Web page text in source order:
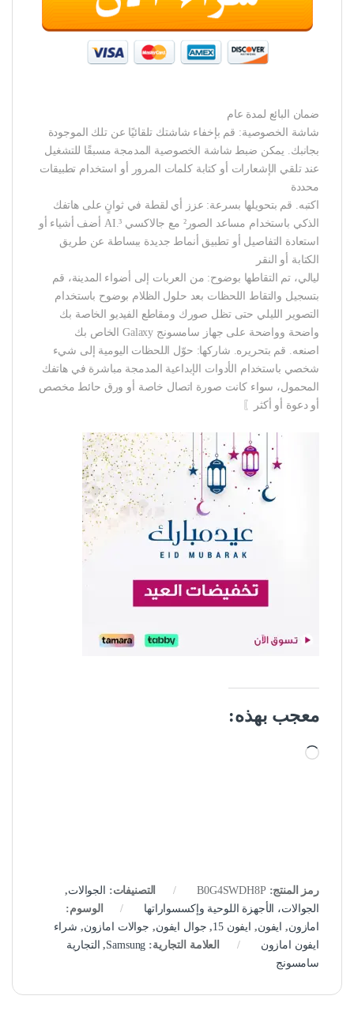
ضمان البائع لمدة عام
شاشة الخصوصية: قم بإخفاء شاشتك تلقائيًا عن تلك الموجودة
بجانبك. يمكن ضبط شاشة الخصوصية المدمجة مسبقًا للتشغيل
عند تلقي الإشعارات أو كتابة كلمات المرور أو استخدام تطبيقات
محددة
اكتبه. قم بتحويلها بسرعة: عزز أي لقطة في ثوانٍ على هاتفك
الذكي باستخدام مساعد الصور² مع جالاكسي AI.³ أضف أشياء أو
استعادة التفاصيل أو تطبيق أنماط جديدة ببساطة عن طريق
الكتابة أو النقر
ليالي، تم التقاطها بوضوح: من العربات إلى أضواء المدينة، قم
بتسجيل والتقاط اللحظات بعد حلول الظلام بوضوح باستخدام
التصوير الليلي حتى تظل صورك ومقاطع الفيديو الخاصة بك
واضحة وواضحة على جهاز سامسونج Galaxy الخاص بك
اصنعه. قم بتحريره. شاركها: حوّل اللحظات اليومية إلى شيء
شخصي باستخدام الأدوات الإبداعية المدمجة مباشرة في هاتفك
المحمول، سواء كانت صورة اتصال خاصة أو ورق حائط مخصص
أو دعوة أو أكثر〗
معجب بهذه:
جاري التحميل…
رمز المنتج: B0G4SWDH8P التصنيفات: الجوالات,
الجوالات، الأجهزة اللوحية وإكسسواراتها
الوسوم:
امازون, ايفون, ايفون 15 , جوال ايفون, جوالات امازون, شراء
ايفون امازون
العلامة التجارية: Samsung
, التجارية
سامسونج